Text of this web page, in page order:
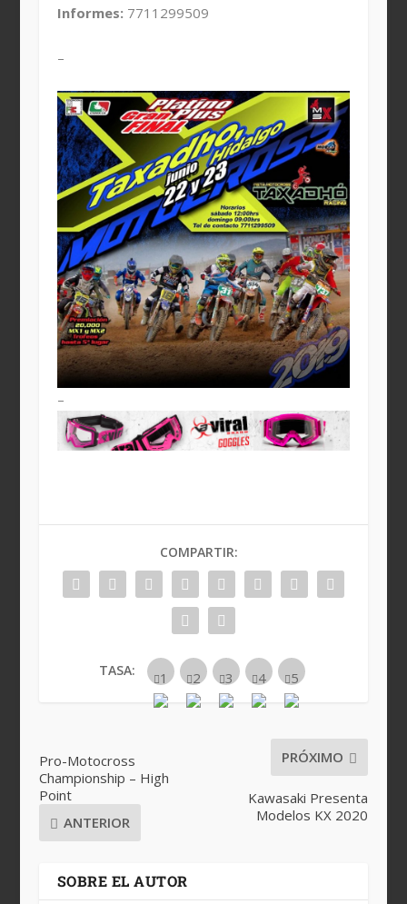
Informes: 7711299509
–
–
COMPARTIR:
TASA:
Pro-Motocross
Championship – High
Point
ANTERIOR
PRÓXIMO
Kawasaki Presenta
Modelos KX 2020
SOBRE EL AUTOR